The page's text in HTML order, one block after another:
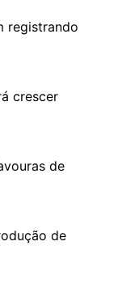
registrando
crescer
de
de